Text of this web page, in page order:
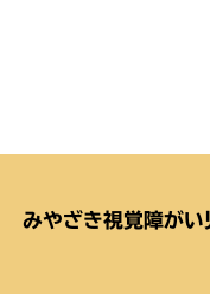
みやざき視覚障が